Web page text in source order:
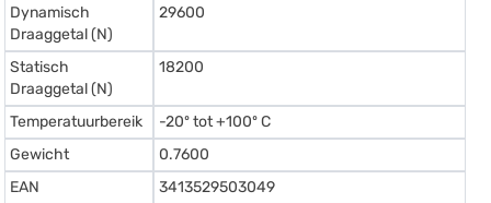
Dynamisch
Draaggetal (N)
29600
Statisch
Draaggetal (N)
18200
Temperatuurbereik
-20º tot +100º C
Gewicht
0.7600
EAN
3413529503049